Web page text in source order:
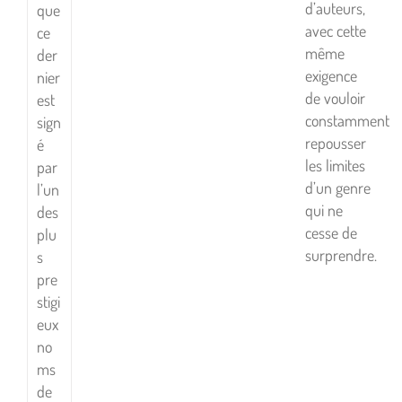
que
ce
der
nier
est
sign
é
par
l’un
des
plu
s
pre
stigi
eux
no
ms
de
d’auteurs,
avec cette
même
exigence
de vouloir
constamment
repousser
les limites
d’un genre
qui ne
cesse de
surprendre.